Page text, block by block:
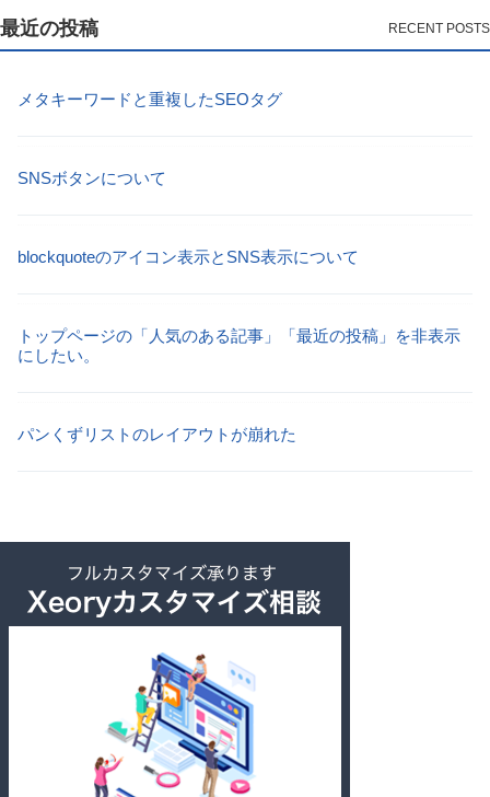
最近の投稿
メタキーワードと重複したSEOタグ
SNSボタンについて
blockquoteのアイコン表示とSNS表示について
トップページの「人気のある記事」「最近の投稿」を非表示
にしたい。
パンくずリストのレイアウトが崩れた